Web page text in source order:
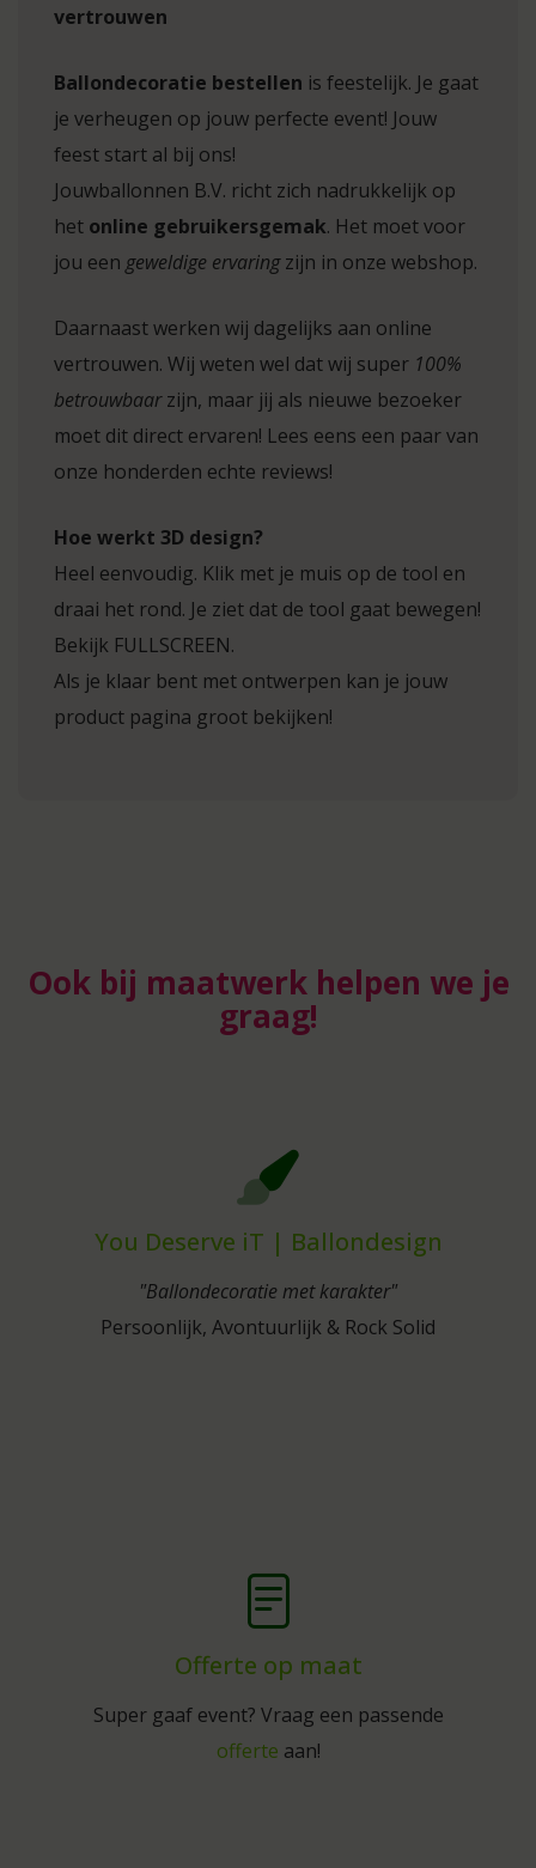
vertrouwen
Ballondecoratie bestellen is feestelijk. Je gaat
je verheugen op jouw perfecte event! Jouw
feest start al bij ons!
Jouwballonnen B.V. richt zich nadrukkelijk op
het online gebruikersgemak. Het moet voor
jou een geweldige ervaringzijn in onze webshop.
Daarnaast werken wij dagelijks aan online
vertrouwen. Wij weten wel dat wij super 100%
betrouwbaarzijn, maar jij als nieuwe bezoeker
moet dit direct ervaren! Lees eens een paar van
onze honderden echte reviews!
Hoe werkt 3D design?
Heel eenvoudig. Klik met je muis op de tool en
draai het rond. Je ziet dat de tool gaat bewegen!
Bekijk FULLSCREEN.
Als je klaar bent met ontwerpen kan je jouw
product pagina groot bekijken!
Ook bij maatwerk helpen we je
graag!
You Deserve iT | Ballondesign
"Ballondecoratie met karakter"
Persoonlijk, Avontuurlijk & Rock Solid
Offerte op maat
Super gaaf event? Vraag een passende
offerte aan!